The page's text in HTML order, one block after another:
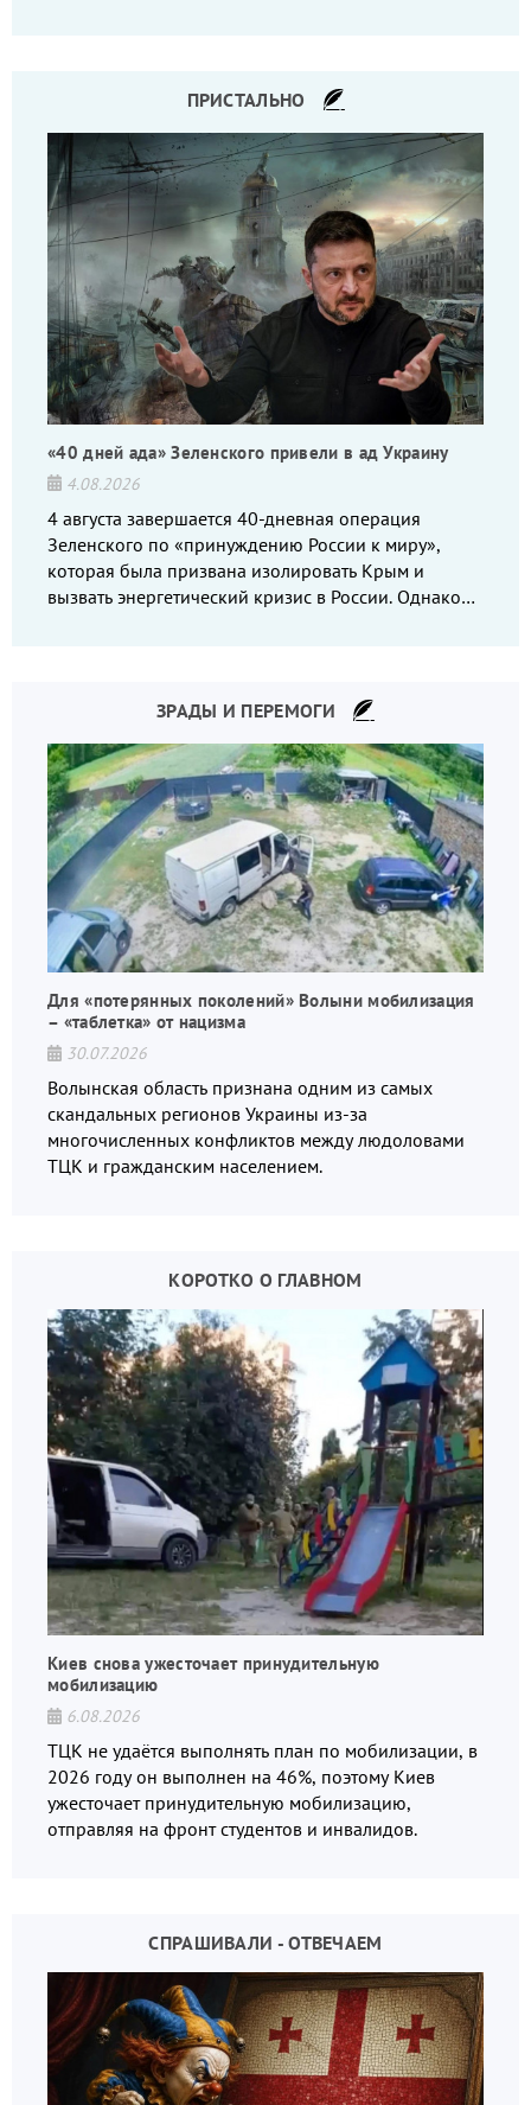
ПРИСТАЛЬНО
«40 дней ада» Зеленского привели в ад Украину
4.08.2026
4 августа завершается 40-дневная операция
Зеленского по «принуждению России к миру»,
которая была призвана изолировать Крым и
вызвать энергетический кризис в России. Однако
ЗРАДЫ И ПЕРЕМОГИ
Для «потерянных поколений» Волыни мобилизация
– «таблетка» от нацизма
30.07.2026
Волынская область признана одним из самых
скандальных регионов Украины из-за
многочисленных конфликтов между людоловами
ТЦК и гражданским населением.
КОРОТКО О ГЛАВНОМ
Киев снова ужесточает принудительную
мобилизацию
6.08.2026
ТЦК не удаётся выполнять план по мобилизации, в
2026 году он выполнен на 46%, поэтому Киев
ужесточает принудительную мобилизацию,
отправляя на фронт студентов и инвалидов.
СПРАШИВАЛИ - ОТВЕЧАЕМ